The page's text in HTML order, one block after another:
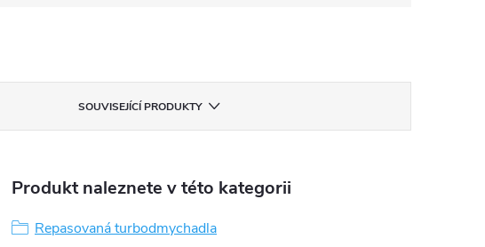
SOUVISEJÍCÍ PRODUKTY
Produkt naleznete v této kategorii
Repasovaná turbodmychadla